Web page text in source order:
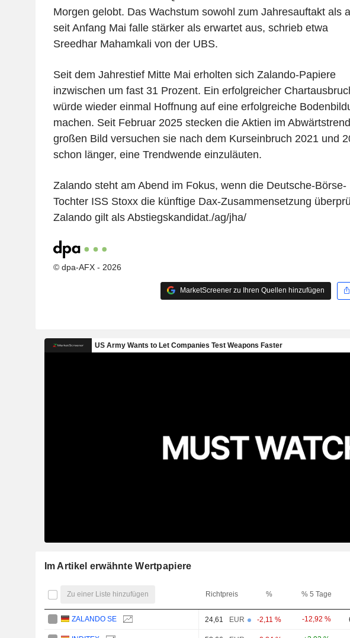
Morgen gelobt. Das Wachstum sowohl zum Jahresauftakt als
seit Anfang Mai falle stärker als erwartet aus, schrieb etwa
Sreedhar Mahamkali von der UBS.
Seit dem Jahrestief Mitte Mai erholten sich Zalando-Papiere
inzwischen um fast 31 Prozent. Ein erfolgreicher
würde wieder einmal Hoffnung auf eine erfolgreiche
machen. Seit Februar 2025 stecken die Aktien im
großen Bild versuchen sie nach dem Kurseinbruch 2021 und
schon länger, eine Trendwende einzuläuten.
Zalando steht am Abend im Fokus, wenn die Deutsche-Börse-
Tochter ISS Stoxx die künftige Dax-Zusammensetzung
Zalando gilt als Abstiegskandidat./ag/jha/
© dpa-AFX - 2026
MarketScreener zu Ihren Quellen hinzufügen
Im Artikel erwähnte Wertpapiere
Zu einer Liste hinzufügen Richtpreis % % 5 Tage
ZALANDO SE 24,61 EUR -2,11 % -12,92 %